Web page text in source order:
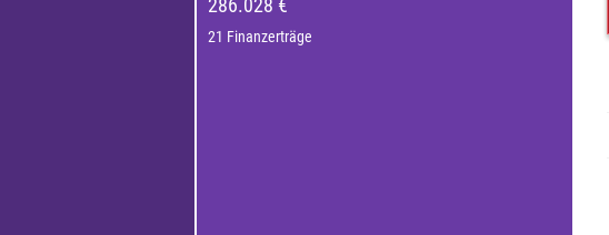
286.028 €
21 Finanzerträge